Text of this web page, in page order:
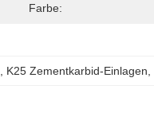
Farbe:
K25 Zementkarbid-Einlagen